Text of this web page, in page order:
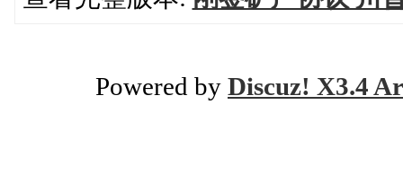
Powered by Discuz! X3.4